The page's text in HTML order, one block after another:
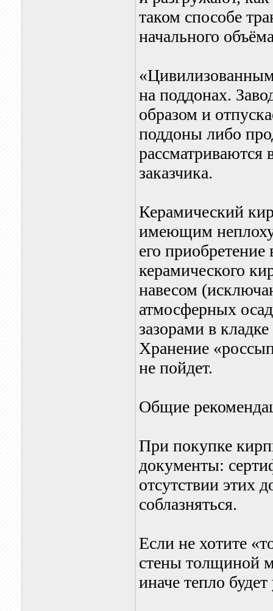
таком способе
начального
на поддонах.
образом и
поддоны либо
рассматриваются
заказчика.
Керамический
имеющим
его
керамического
навесом
атмосферных
зазорами в
Хранение
не пойдет.
Общие
При покупке
документы:
отсутствии этих
соблазняться.
Если не хотите
стены толщиной
иначе тепло